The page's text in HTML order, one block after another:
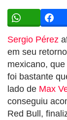
Sergio Pérez
em seu
mexicano,
foi bastante
lado de Max
conseguiu
Red Bull,